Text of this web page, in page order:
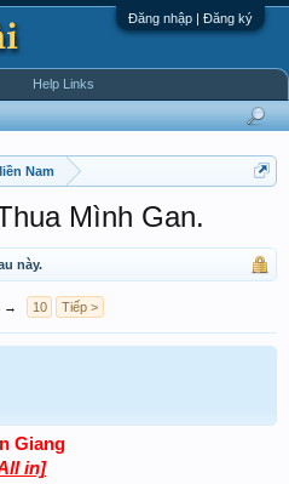
Đăng nhập | Đăng ký
Nam
Mình Gan.
này.
→ 10 Tiếp >
Giang
in]
Help Links